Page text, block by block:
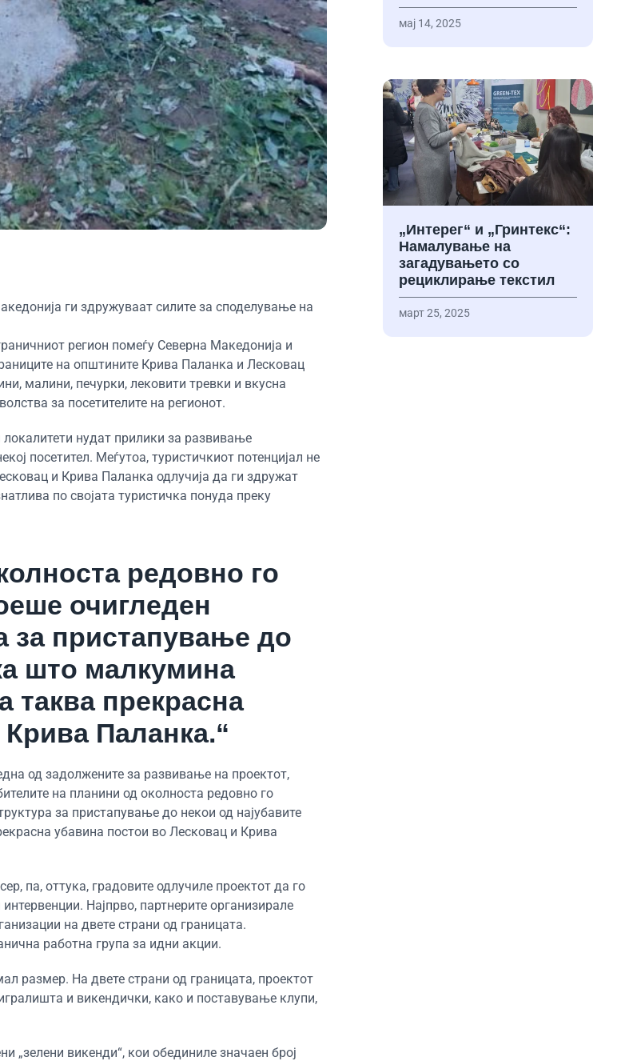
ги здружуваат силите за споделување на
регион помеѓу Северна Македонија и
на општините Крива Паланка и Лесковац
малини, печурки, лековити тревки и вкусна
за посетителите на регионот.
нудат прилики за развивање
посетител. Меѓутоа, туристичкиот потенцијал не
и Крива Паланка одлучија да ги здружат
по својата туристичка понуда преку
редовно го
очигледен
за пристапување до
што малкумина
таква прекрасна
Паланка.“
од задолжените за развивање на проектот,
на планини од околноста редовно го
за пристапување до некои од најубавите
убавина постои во Лесковац и Крива
па, оттука, градовите одлучиле проектот да го
Најпрво, партнерите организирале
на двете страни од границата.
работна група за идни акции.
размер. На двете страни од границата, проектот
и викендички, како и поставување клупи,
„зелени викенди“, кои обединиле значаен број
мај 14, 2025
„Интерег“ и „Гринтекс“:
Намалување на
загадувањето со
рециклирање текстил
март 25, 2025